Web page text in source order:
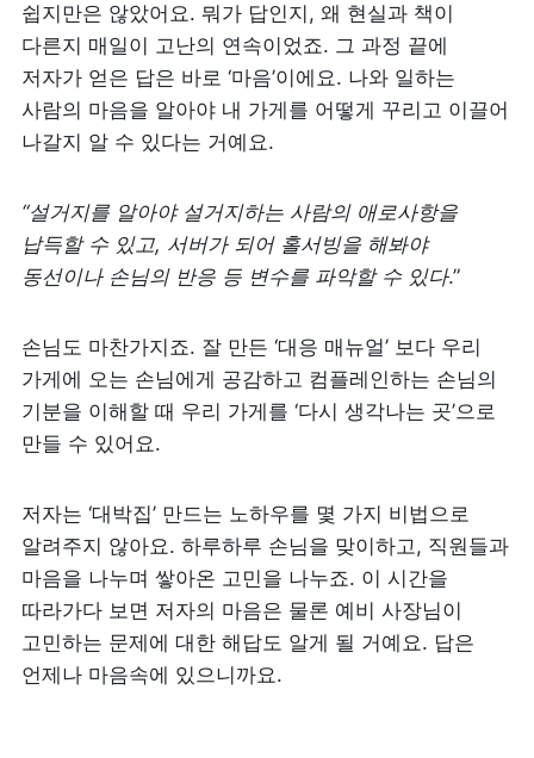
쉽지만은 않았어요. 뭐가 답인지, 왜 현실과 책이
다른지 매일이 고난의 연속이었죠. 그 과정 끝에
저자가 얻은 답은 바로 ‘마음’이에요. 나와 일하는
사람의 마음을 알아야 내 가게를 어떻게 꾸리고 이끌어
나갈지 알 수 있다는 거예요.
“설거지를 알아야 설거지하는 사람의 애로사항을
납득할 수 있고, 서버가 되어 홀서빙을 해봐야
동선이나 손님의 반응 등 변수를 파악할 수 있다.”
손님도 마찬가지죠. 잘 만든 ‘대응 매뉴얼’ 보다 우리
가게에 오는 손님에게 공감하고 컴플레인하는 손님의
기분을 이해할 때 우리 가게를 ‘다시 생각나는 곳’으로
만들 수 있어요.
저자는 ‘대박집’ 만드는 노하우를 몇 가지 비법으로
알려주지 않아요. 하루하루 손님을 맞이하고, 직원들과
마음을 나누며 쌓아온 고민을 나누죠. 이 시간을
따라가다 보면 저자의 마음은 물론 예비 사장님이
고민하는 문제에 대한 해답도 알게 될 거예요. 답은
언제나 마음속에 있으니까요.